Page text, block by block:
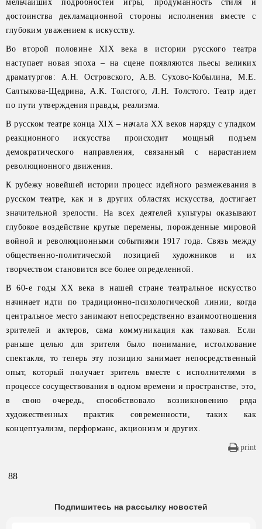
мельчайших подробностей игры, продуманность стиля и
достоинства декламационной стороны исполнения вместе с
глубоким уважением к искусству.
Во второй половине XIX века в истории русского театра
наступает новая эпоха – на сцене появляются пьесы великих
драматургов: А.Н. Островского, А.В. Сухово-Кобылина, М.Е.
Салтыкова-Щедрина, А.К. Толстого, Л.Н. Толстого. Театр идет
по пути утверждения правды, реализма.
В русском театре конца ХIХ – начала XX веков наряду с упадком
реакционного искусства происходит мощный подъем
демократического направления, связанный с нарастанием
революционного движения.
К рубежу новейшей истории процесс идейного размежевания в
русском театре, как и в других областях искусства, достигает
значительной зрелости. На всех деятелей культуры оказывают
глубокое воздействие крутые перемены, порожденные мировой
войной и революционными событиями 1917 года. Связь между
общественно-политической позицией художников и их
творчеством становится все более определенной.
В 60-е годы XX века в нашей стране театральное искусство
начинает идти по традиционно-психологической линии, когда
центральное место занимают непосредственно взаимоотношения
зрителей и актеров, сама коммуникация как таковая. Если
раньше целью для зрителя было понимание, истолкование
спектакля, то теперь эту позицию занимает непосредственный
опыт, который получает зритель вместе с исполнителями в
процессе сосуществования в одном времени и пространстве, это,
в свою очередь, способствовало возникновению ряда
художественных практик современности, таких как
концептуализм, перформанс, акционизм и других.
print
88
Подпишитесь на рассылку новостей